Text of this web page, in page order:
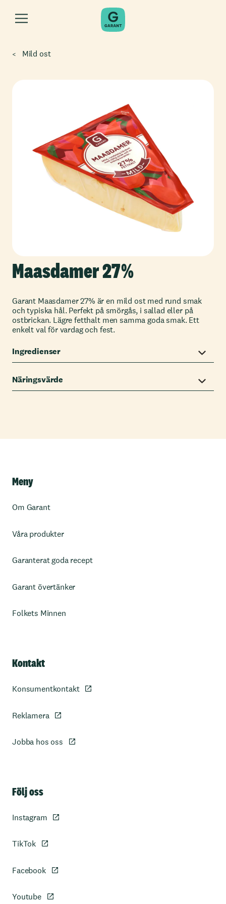
Mild ost
Maasdamer 27%
Garant Maasdamer 27% är en mild ost med rund smak
och typiska hål. Perfekt på smörgås, i sallad eller på
ostbrickan. Lägre fetthalt men samma goda smak. Ett
enkelt val för vardag och fest.
Ingredienser
Näringsvärde
Meny
Om Garant
Våra produkter
Garanterat goda recept
Garant övertänker
Folkets Minnen
Kontakt
Konsumentkontakt
Reklamera
Jobba hos oss
Följ oss
Instagram
TikTok
Facebook
Youtube